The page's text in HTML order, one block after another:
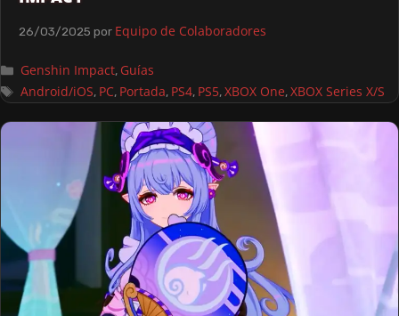
26/03/2025 por Equipo de Colaboradores
Genshin Impact, Guías
Android/iOS, PC, Portada, PS4, PS5,XBOX One,XBOX Series X/S